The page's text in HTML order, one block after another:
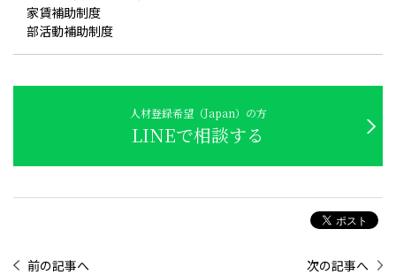
家賃補助制度
部活動補助制度
人材登録希望（Japan）の方
LINEで相談する
前の記事へ 次の記事へ